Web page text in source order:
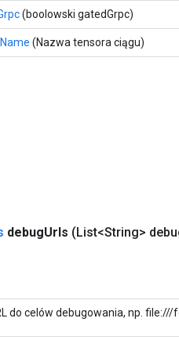
(boolowski gatedGrpc)
(Nazwa tensora ciągu)
debugUrls (List<String>
do celów debugowania, np.